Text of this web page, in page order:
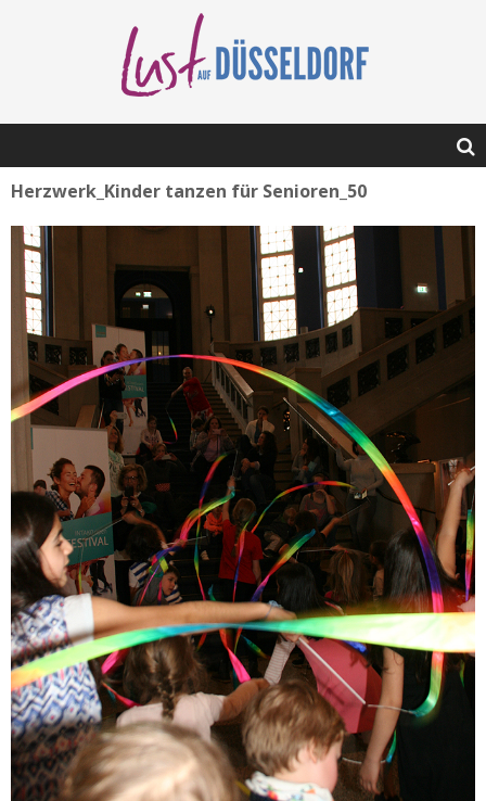
Herzwerk_Kinder tanzen für Senioren_50